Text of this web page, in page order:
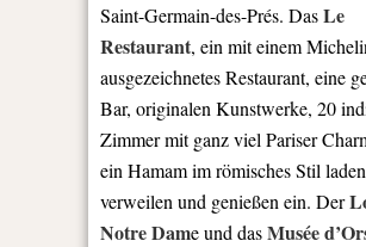
Saint-Germain-des-Prés. DasLe
Restaurant, ein mit einem
ausgezeichnetes Restaurant, eine
Bar, originalen Kunstwerke, 20
Zimmer mit ganz viel Pariser
ein Hamam im römisches Stil
verweilen und genießen ein. Der
Notre Dame und dasMusée